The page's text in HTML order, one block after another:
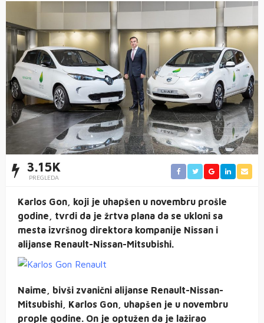
3.15K
PREGLEDA
Karlos Gon, koji je uhapšen u novembru prošle
godine, tvrdi da je žrtva plana da se ukloni sa
mesta izvršnog direktora kompanije Nissan i
alijanse Renault-Nissan-Mitsubishi.
Naime, bivši zvanični alijanse Renault-Nissan-
Mitsubishi, Karlos Gon, uhapšen je u novembru
prople godine. On je optužen da je lažirao